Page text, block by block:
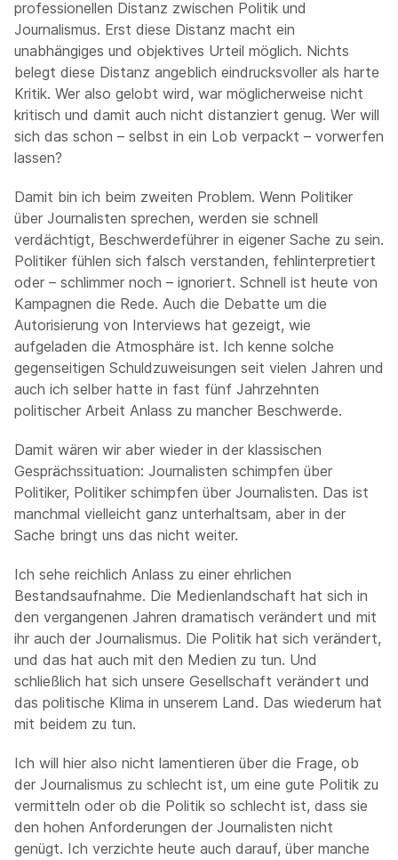
professionellen Distanz zwischen Politik und
Journalismus. Erst diese Distanz macht ein
unabhängiges und objektives Urteil möglich. Nichts
belegt diese Distanz angeblich eindrucksvoller als harte
Kritik. Wer also gelobt wird, war möglicherweise nicht
kritisch und damit auch nicht distanziert genug. Wer will
sich das schon – selbst in ein Lob verpackt – vorwerfen
lassen?
Damit bin ich beim zweiten Problem. Wenn Politiker
über Journalisten sprechen, werden sie schnell
verdächtigt, Beschwerdeführer in eigener Sache zu sein.
Politiker fühlen sich falsch verstanden, fehlinterpretiert
oder – schlimmer noch – ignoriert. Schnell ist heute von
Kampagnen die Rede. Auch die Debatte um die
Autorisierung von Interviews hat gezeigt, wie
aufgeladen die Atmosphäre ist. Ich kenne solche
gegenseitigen Schuldzuweisungen seit vielen Jahren und
auch ich selber hatte in fast fünf Jahrzehnten
politischer Arbeit Anlass zu mancher Beschwerde.
Damit wären wir aber wieder in der klassischen
Gesprächssituation: Journalisten schimpfen über
Politiker, Politiker schimpfen über Journalisten. Das ist
manchmal vielleicht ganz unterhaltsam, aber in der
Sache bringt uns das nicht weiter.
Ich sehe reichlich Anlass zu einer ehrlichen
Bestandsaufnahme. Die Medienlandschaft hat sich in
den vergangenen Jahren dramatisch verändert und mit
ihr auch der Journalismus. Die Politik hat sich verändert,
und das hat auch mit den Medien zu tun. Und
schließlich hat sich unsere Gesellschaft verändert und
das politische Klima in unserem Land. Das wiederum hat
mit beidem zu tun.
Ich will hier also nicht lamentieren über die Frage, ob
der Journalismus zu schlecht ist, um eine gute Politik zu
vermitteln oder ob die Politik so schlecht ist, dass sie
den hohen Anforderungen der Journalisten nicht
genügt. Ich verzichte heute auch darauf, über manche